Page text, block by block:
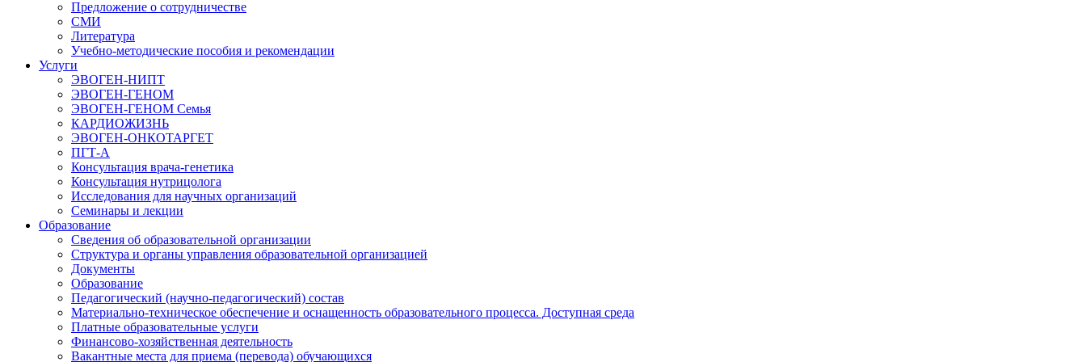
Предложение о сотрудничестве
СМИ
Литература
Учебно-методические пособия и рекомендации
Услуги
ЭВОГЕН-НИПТ
ЭВОГЕН-ГЕНОМ
ЭВОГЕН-ГЕНОМ Семья
КАРДИОЖИЗНЬ
ЭВОГЕН-ОНКОТАРГЕТ
ПГТ-А
Консультация врача-генетика
Консультация нутрицолога
Исследования для научных организаций
Семинары и лекции
Образование
Сведения об образовательной организации
Структура и органы управления образовательной организацией
Документы
Образование
Педагогический (научно-педагогический) состав
Материально-техническое обеспечение и оснащенность образовательного процесса. Доступная среда
Платные образовательные услуги
Финансово-хозяйственная деятельность
Вакантные места для приема (перевода) обучающихся